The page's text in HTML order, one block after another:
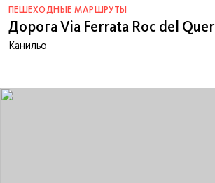
ПЕШЕХОДНЫЕ МАРШРУТЫ
Дорога Via Ferrata Roc del Quer
Канильо